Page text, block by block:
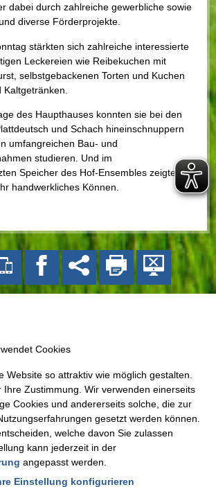
dabei durch zahlreiche gewerbliche sowie
diverse Förderprojekte.
stärkten sich zahlreiche interessierte
Leckereien wie Reibekuchen mit
selbstgebackenen Torten und Kuchen
Kaltgetränken.
des Haupthauses konnten sie bei den
und Schach hineinschnuppern
umfangreichen Bau- und
studieren. Und im
Speicher des Hof-Ensembles zeigten
handwerkliches Können.
Website so attraktiv wie möglich gestalten.
Ihre Zustimmung. Wir verwenden einerseits
Cookies und andererseits solche, die zur
gesetzt werden können.
welche davon Sie zulassen
kann jederzeit in der
angepasst werden.
Einstellung konfigurieren